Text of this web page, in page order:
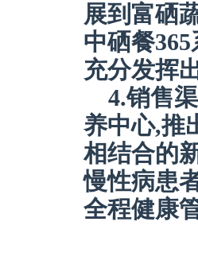
展到富硒
中硒餐
充分发挥
4.销售
养中心,推
相结合的
慢性病患
全程健康